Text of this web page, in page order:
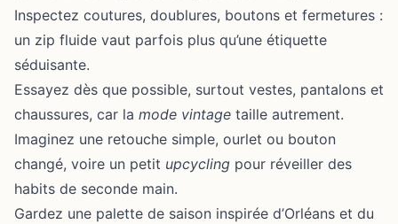
Inspectez coutures, doublures, boutons et fermetures :
un zip fluide vaut parfois plus qu’une étiquette
séduisante.
Essayez dès que possible, surtout vestes, pantalons et
chaussures, car la mode vintage taille autrement.
Imaginez une retouche simple, ourlet ou bouton
changé, voire un petit upcycling pour réveiller des
habits de seconde main.
Gardez une palette de saison inspirée d’Orléans et du